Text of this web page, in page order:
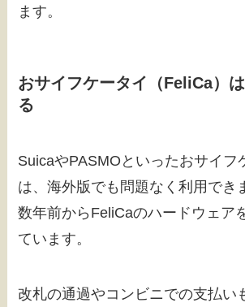
ます。
おサイフケータイ（FeliCa）
る
SuicaやPASMOといったおサイフ
は、海外版でも問題なく利用でき
数年前からFeliCaのハードウェア
ています。
改札の通過やコンビニでの支払い